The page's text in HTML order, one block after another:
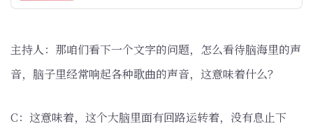
主持人：那咱们看下一个文字的问题，怎么看待脑海里的声
音，脑子里经常响起各种歌曲的声音，这意味着什么？
C：这意味着，这个大脑里面有回路运转着，没有息止下